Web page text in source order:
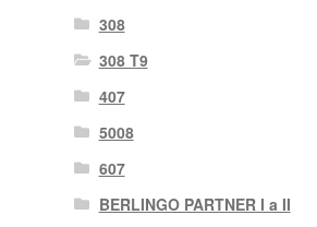
308
308 T9
407
5008
607
BERLINGO PARTNER I a II